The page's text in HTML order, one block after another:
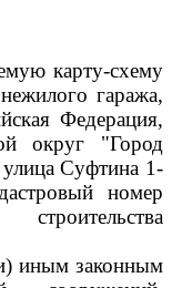
карту-схему
гаража,
Федерация,
округ "Город
Суфтина 1-
номер
иным законным